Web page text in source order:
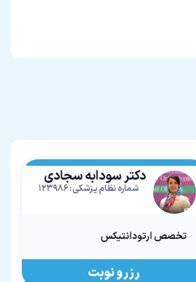
دکتر سودابه سجادی
شماره نظام پزشکی: ۱۲۳۹۸۶
تخصص ارتودانتیکس
رزرو نوبت